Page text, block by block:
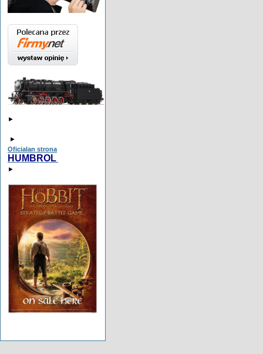
►
►
Oficialan strona
HUMBROL
►